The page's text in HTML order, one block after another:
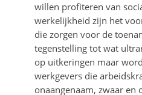
willen profiteren van
werkelijkheid zijn het
die zorgen voor de
tegenstelling tot wat
op uitkeringen maar
werkgevers die
onaangenaam, zwaar en